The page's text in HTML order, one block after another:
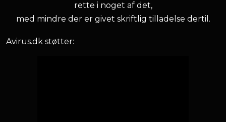
rette i noget af det,
med mindre der er givet skriftlig tilladelse dertil.
Avirus.dk støtter: